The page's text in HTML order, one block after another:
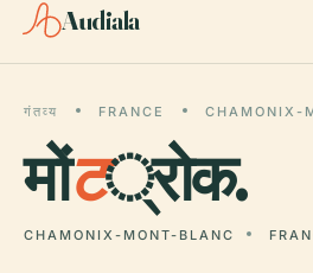
Audiala
गंतव्य FRANCE CHAMONIX-
मोंट्रोक.
CHAMONIX-MONT-BLANC